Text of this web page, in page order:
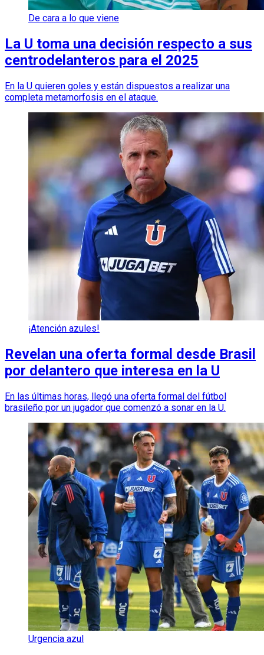
De cara a lo que viene
La U toma una decisión respecto a sus
centrodelanteros para el 2025
En la U quieren goles y están dispuestos a realizar una
completa metamorfosis en el ataque.
¡Atención azules!
Revelan una oferta formal desde Brasil
por delantero que interesa en la U
En las últimas horas, llegó una oferta formal del fútbol
brasileño por un jugador que comenzó a sonar en la U.
Urgencia azul